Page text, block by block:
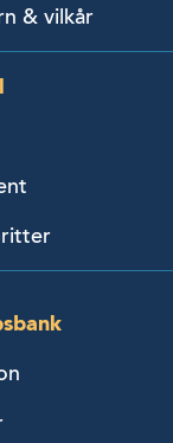
& vilkår